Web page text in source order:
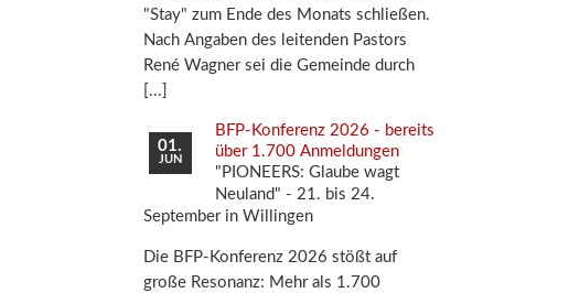
"Stay" zum Ende des Monats schließen.
Nach Angaben des leitenden Pastors
René Wagner sei die Gemeinde durch
01.
JUN
BFP-Konferenz 2026 - bereits
über 1.700 Anmeldungen
"PIONEERS: Glaube wagt
Neuland" - 21. bis 24.
September in Willingen
Die BFP-Konferenz 2026 stößt auf
große Resonanz: Mehr als 1.700